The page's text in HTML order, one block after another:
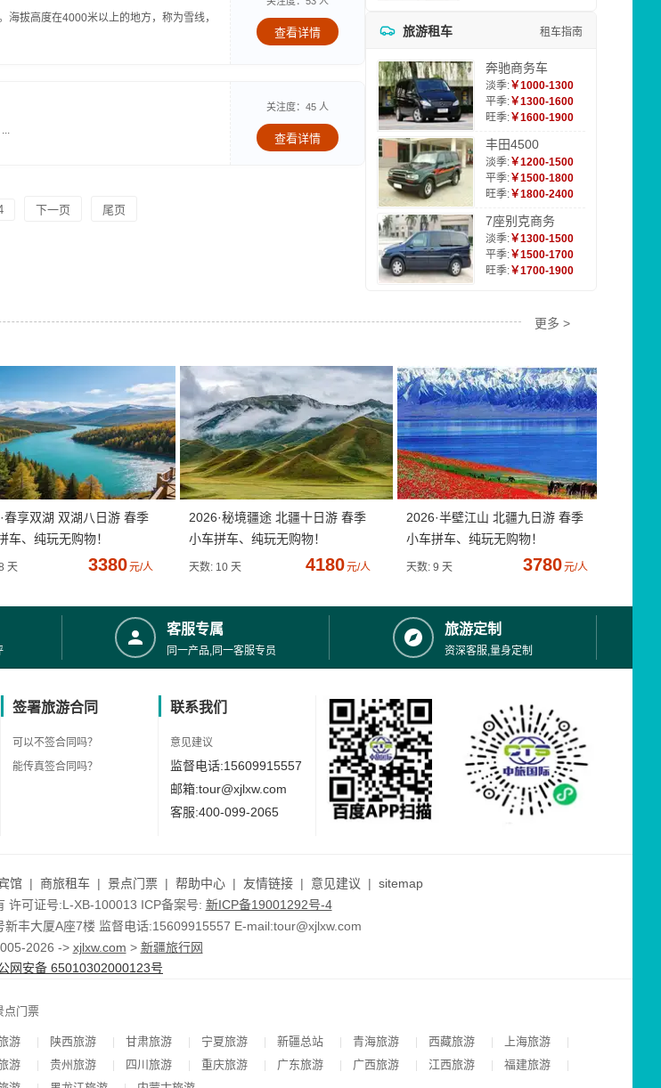
拔高度在4000米以上的地方，称为雪线，
查看详情
关注度：45 人
查看详情
下一页 尾页
旅游租车 租车指南
奔驰商务车
淡季:￥1000-1300
平季:￥1300-1600
旺季:￥1600-1900
丰田4500
淡季:￥1200-1500
平季:￥1500-1800
旺季:￥1800-2400
7座别克商务
淡季:￥1300-1500
平季:￥1500-1700
旺季:￥1700-1900
更多 >
春享双湖 双湖八日游 春季
车、纯玩无购物！
天 3380元/人
2026·秘境疆途 北疆十日游 春季
小车拼车、纯玩无购物！
天数: 10 天 4180元/人
2026·半壁江山 北疆九日游 春季
小车拼车、纯玩无购物！
天数: 9 天 3780元/人
客服专属
同一产品,同一客服专员
旅游定制
资深客服,量身定制
签署旅游合同
可以不签合同吗？
能传真签合同吗？
联系我们
意见建议
监督电话:15609915557
邮箱:tour@xjlxw.com
客服:400-099-2065
馆 | 商旅租车 | 景点门票 | 帮助中心 | 友情链接 | 意见建议 | sitemap
许可证号:L-XB-100013 ICP备案号: 新ICP备19001292号-4
丰大厦A座7楼 监督电话:15609915557 E-mail:tour@xjlxw.com
2026 -> xjlxw.com > 新疆旅行网
网安备 65010302000123号
点门票
游 | 陕西旅游 | 甘肃旅游 | 宁夏旅游 | 新疆总站 | 青海旅游 | 西藏旅游 | 上海旅游 |
游 | 贵州旅游 | 四川旅游 | 重庆旅游 | 广东旅游 | 广西旅游 | 江西旅游 | 福建旅游 |